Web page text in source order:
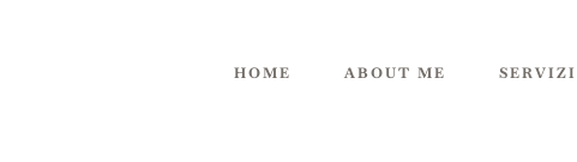
HOME ABOUT ME SERVIZI